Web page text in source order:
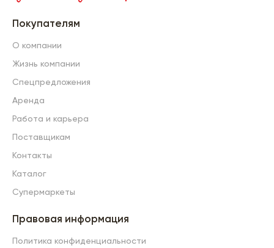
Покупателям
О компании
Жизнь компании
Спецпредложения
Аренда
Работа и карьера
Поставщикам
Контакты
Каталог
Супермаркеты
Правовая информация
Политика конфиденциальности